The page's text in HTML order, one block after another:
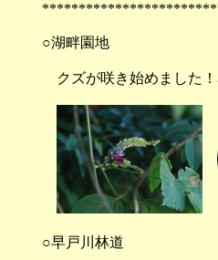
○湖畔園地
クズが咲き始めました
○早戸川林道